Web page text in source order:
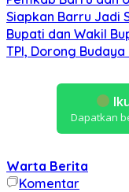
Siapkan Barru Jadi
Bupati dan Wakil
TPI, Dorong
Dapatkan
Warta Berita
Komentar